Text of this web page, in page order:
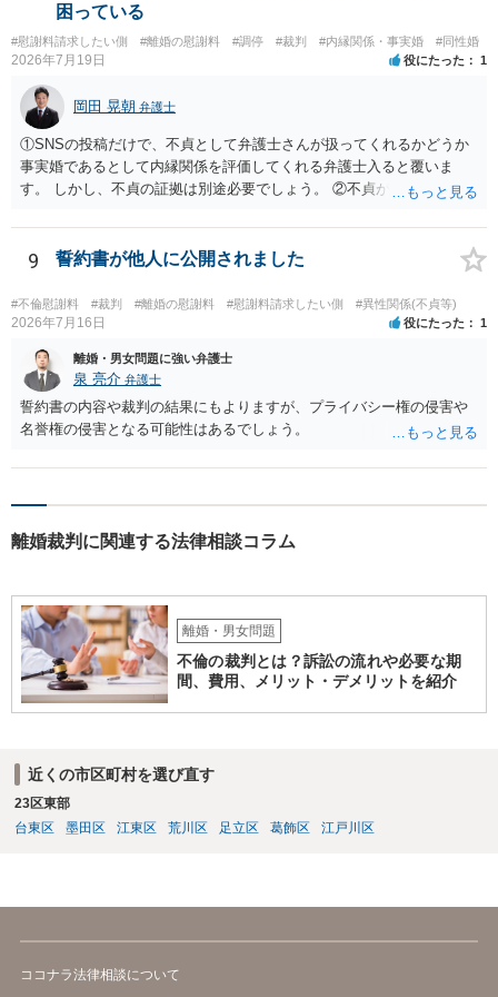
困っている
#慰謝料請求したい側 #離婚の慰謝料 #調停 #裁判 #内縁関係・事実婚 #同性婚
2026年7月19日 役にたった 1
岡田 晃朝 弁護士
①SNSの投稿だけで、不貞として弁護士さんが扱ってくれるかどうか
事実婚であるとして内縁関係を評価してくれる弁護士入ると覆いま
す。 しかし、不貞の証拠は別途必要でしょう。 ②不貞が認められない
消にあたるかどうか そこは協議の余地はあるかもしれませんが、離婚
の場合も相互に帰責性が無ければ（立証できなければ）、慰謝料など
9 誓約書が他人に公開されました
#不倫慰謝料 #裁判 #離婚の慰謝料 #慰謝料請求したい側 #異性関係(不貞等)
2026年7月16日 役にたった 1
離婚・男女問題に強い弁護士
泉 亮介 弁護士
誓約書の内容や裁判の結果にもよりますが、プライバシー権の侵害や
名誉権の侵害となる可能性はあるでしょう。
離婚裁判に関連する法律相談コラム
離婚・男女問題
不倫の裁判とは？訴訟の流れや必要な期
間、費用、メリット・デメリットを紹介
近くの市区町村を選び直す
23区東部
台東区
墨田区 江東区 荒川区 足立区 葛飾区 江戸川区
ココナラ法律相談について